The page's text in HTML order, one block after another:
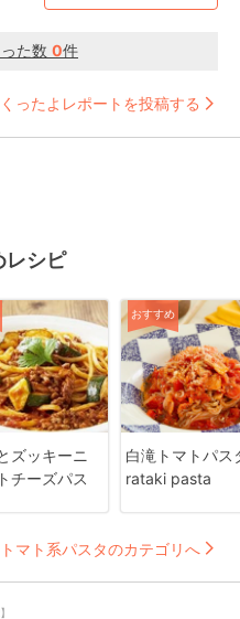
た数 0件
ったよレポートを投稿する
レシピ
ズッキーニ
チーズパス
おすすめ
白滝トマトパス
rataki pasta
トマト系パスタのカテゴリへ